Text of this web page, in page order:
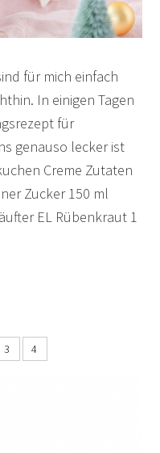
für mich einfach
In einigen Tagen
für
genauso lecker ist
Creme Zutaten
Zucker 150 ml
EL Rübenkraut 1
3 4